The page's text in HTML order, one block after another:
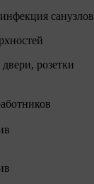
санузлов
розетки